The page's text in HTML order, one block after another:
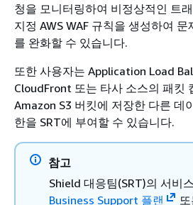
청을 모니터링하여 비정상적인 트
지정 AWS WAF 규칙을 생성하여
를 완화할 수 있습니다.
또한 사용자는 Application Load
CloudFront 또는 타사 소스의 패킷
Amazon S3 버킷에 저장한 다른 데
한을 SRT에 부여할 수 있습니다.
참고
Shield 대응팀(SRT)의 서비
Business Support 플랜